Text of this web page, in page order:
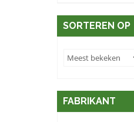
SORTEREN OP
FABRIKANT